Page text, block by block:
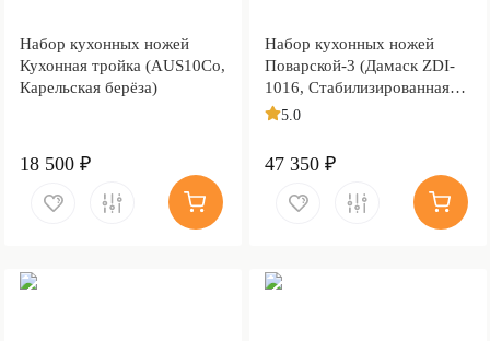
Набор кухонных ножей
Кухонная тройка (AUS10Co,
Карельская берёза)
18 500 ₽
Набор кухонных ножей
Поварской-3 (Дамаск ZDI-
1016, Стабилизированная
карельская береза
5.0
47 350 ₽